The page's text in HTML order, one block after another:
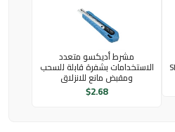
مشرط أديكسو متعدد
الاستخدامات بشفرة قابلة للسحب
ومقبض مانع للانزلاق
$2.68